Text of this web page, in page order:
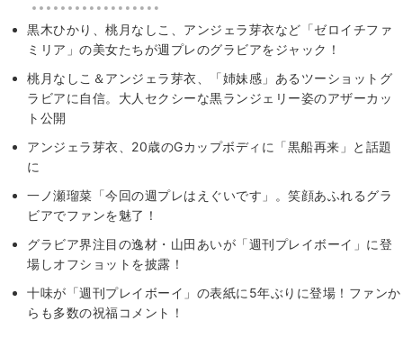
黒木ひかり、桃月なしこ、アンジェラ芽衣など「ゼロイチファ
ミリア」の美女たちが週プレのグラビアをジャック！
桃月なしこ＆アンジェラ芽衣、「姉妹感」あるツーショットグ
ラビアに自信。大人セクシーな黒ランジェリー姿のアザーカッ
ト公開
アンジェラ芽衣、20歳のGカップボディに「黒船再来」と話題
に
一ノ瀬瑠菜「今回の週プレはえぐいです」。笑顔あふれるグラ
ビアでファンを魅了！
グラビア界注目の逸材・山田あいが「週刊プレイボーイ」に登
場しオフショットを披露！
十味が「週刊プレイボーイ」の表紙に5年ぶりに登場！ファンか
らも多数の祝福コメント！